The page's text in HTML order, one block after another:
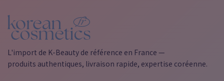
L'import de K-Beauty de référence en France —
produits authentiques, livraison rapide, expertise coréenne.